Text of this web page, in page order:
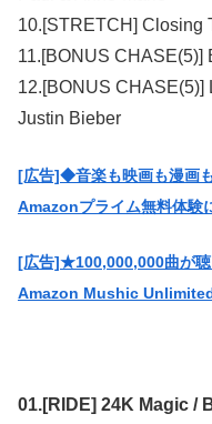
10.[STRETCH] Closing
11.[BONUS CHASE(5)]
12.[BONUS CHASE(5)]
Justin Bieber
[広告]◆音楽も映画も漫画
Amazonプライム無料体験
[広告]★100,000,000曲が聴
Amazon Mushic
01.[RIDE] 24K Magic /